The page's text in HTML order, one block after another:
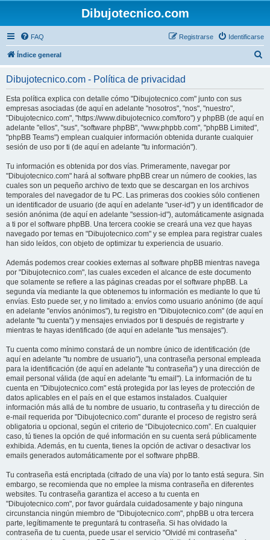
Dibujotecnico.com
FAQ Identificarse
Registrarse
Índice general
Dibujotecnico.com - Política de privacidad
Esta política explica con detalle cómo "Dibujotecnico.com" junto con sus
empresas asociadas (de aquí en adelante "nosotros", "nos", "nuestro",
"Dibujotecnico.com", "https://www.dibujotecnico.com/foro") y phpBB (de aquí en
adelante "ellos", "sus", "software phpBB", "www.phpbb.com", "phpBB Limited",
"phpBB Teams") emplean cualquier información obtenida durante cualquier
sesión de uso por ti (de aquí en adelante "tu información").
Tu información es obtenida por dos vías. Primeramente, navegar por
"Dibujotecnico.com" hará al software phpBB crear un número de cookies, las
cuales son un pequeño archivo de texto que se descargan en los archivos
temporales del navegador de tu PC. Las primeras dos cookies sólo contienen
un identificador de usuario (de aquí en adelante "user-id") y un identificador de
sesión anónima (de aquí en adelante "session-id"), automáticamente asignada
a ti por el software phpBB. Una tercera cookie se creará una vez que hayas
navegado por temas en "Dibujotecnico.com" y se emplea para registrar cuales
han sido leídos, con objeto de optimizar tu experiencia de usuario.
Además podemos crear cookies externas al software phpBB mientras navega
por "Dibujotecnico.com", las cuales exceden el alcance de este documento
que solamente se refiere a las páginas creadas por el software phpBB. La
segunda vía mediante la que obtenemos tu información es mediante lo que tú
envías. Esto puede ser, y no limitado a: envíos como usuario anónimo (de aquí
en adelante "envíos anónimos"), tu registro en "Dibujotecnico.com" (de aquí en
adelante "tu cuenta") y mensajes enviados por ti después de registrarte y
mientras te hayas identificado (de aquí en adelante "tus mensajes").
Tu cuenta como mínimo constará de un nombre único de identificación (de
aquí en adelante "tu nombre de usuario"), una contraseña personal empleada
para la identificación (de aquí en adelante "tu contraseña") y una dirección de
email personal válida (de aquí en adelante "tu email"). La información de tu
cuenta en "Dibujotecnico.com" está protegida por las leyes de protección de
datos aplicables en el país en el que estamos instalados. Cualquier
información más allá de tu nombre de usuario, tu contraseña y tu dirección de
e-mail requerida por "Dibujotecnico.com" durante el proceso de registro será
obligatoria u opcional, según el criterio de “Dibujotecnico.com”. En cualquier
caso, tú tienes la opción de qué información en su cuenta será públicamente
exhibida. Además, en tu cuenta, tienes la opción de activar o desactivar los
emails generados automáticamente por el software phpBB.
Tu contraseña está encriptada (cifrado de una vía) por lo tanto está segura. Sin
embargo, se recomienda que no emplee la misma contraseña en diferentes
websites. Tu contraseña garantiza el acceso a tu cuenta en
"Dibujotecnico.com", por favor guárdala cuidadosamente y bajo ninguna
circunstancia ningún miembro de "Dibujotecnico.com", phpBB u otra tercera
parte, legítimamente te preguntará tu contraseña. Si has olvidado la
contraseña de tu cuenta, puede usar el servicio "Olvidé mi contraseña"